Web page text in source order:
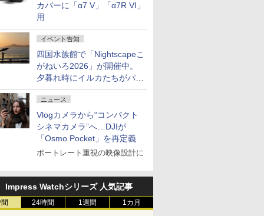
カバーに「α7 V」「α7R VI」
用
イベント告知
四国水族館で「Nightscapeこ
がねいろ2026」が開催中。
夕暮れ時にイルカたちがパフ
ォーマンスを繰り広げる
ニュース
Vlogカメラから“コンパクト
シネマカメラ”へ…DJIが
「Osmo Pocket」を再定義
ポートレート重視の映像設計に
Impress Watchシリーズ 人気記事
24時間 1週間 1カ月